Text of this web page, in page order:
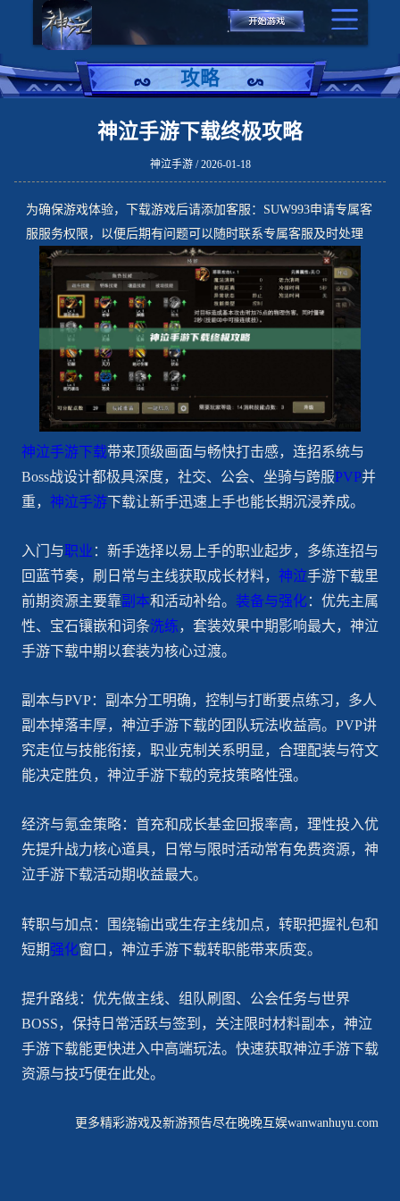
攻略
神泣手游下载终极攻略
神泣手游 / 2026-01-18
为确保游戏体验，下载游戏后请添加客服：SUW993申请专属客
服服务权限，以便后期有问题可以随时联系专属客服及时处理
神泣手游下载带来顶级画面与畅快打击感，连招系统与
Boss战设计都极具深度，社交、公会、坐骑与跨服PVP并
重， 神泣手游下载让新手迅速上手也能长期沉浸养成。
入门与职业 ：新手选择以易上手的职业起步，多练连招与
回蓝节奏，刷日常与主线获取成长材料， 神泣手游下载里
前期资源主要靠副本和活动补给。 装备与强化：优先主属
性、宝石镶嵌和词条洗练，套装效果中期影响最大，神泣
手游下载中期以套装为核心过渡。
副本与PVP：副本分工明确，控制与打断要点练习，多人
副本掉落丰厚，神泣手游下载的团队玩法收益高。PVP讲
究走位与技能衔接，职业克制关系明显，合理配装与符文
能决定胜负，神泣手游下载的竞技策略性强。
经济与氪金策略：首充和成长基金回报率高，理性投入优
先提升战力核心道具，日常与限时活动常有免费资源，神
泣手游下载活动期收益最大。
转职与加点：围绕输出或生存主线加点，转职把握礼包和
短期强化窗口，神泣手游下载转职能带来质变。
提升路线：优先做主线、组队刷图、公会任务与世界
BOSS，保持日常活跃与签到，关注限时材料副本，神泣
手游下载能更快进入中高端玩法。快速获取神泣手游下载
资源与技巧便在此处。
更多精彩游戏及新游预告尽在晚晚互娱wanwanhuyu.com